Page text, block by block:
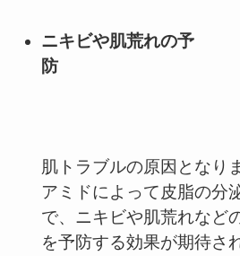
ニキビや肌荒れの予
防
過剰な皮
肌トラブルの原因となり
アミドによって皮脂の分
で、ニキビや肌荒れなど
を予防する効果が期待さ